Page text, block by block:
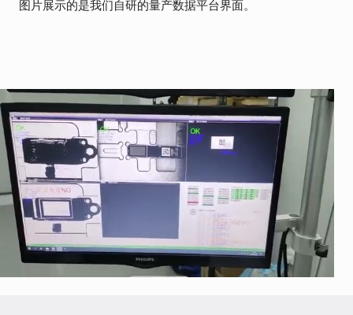
图片展示的是我们自研的量产数据平台界面。